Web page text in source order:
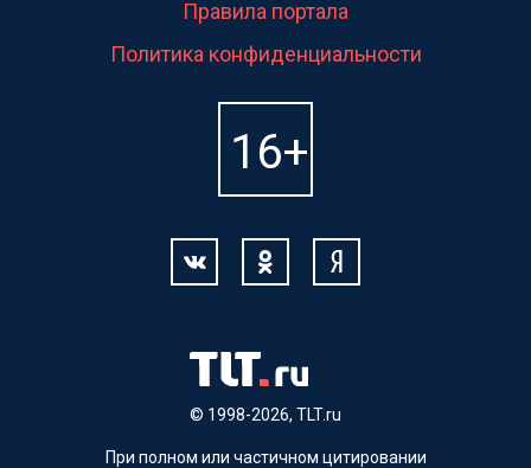
© 1998-2026, TLT.ru
Правила портала
Политика конфиденциальности
При полном или частичном цитировании